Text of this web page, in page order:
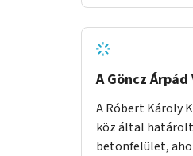
A Göncz
A Róbert Károly
köz által
betonfelület,